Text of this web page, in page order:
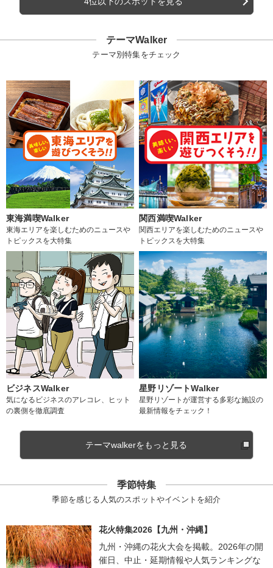
テーマWalker
テーマ別特集をチェック
東海満喫Walker
東海エリアを楽しむためのニュースや
トピックスを大特集
関西満喫Walker
関西エリアを楽しむためのニュースや
トピックスを大特集
ビジネスWalker
気になるビジネスのアレコレ、ヒット
の裏側を徹底調査
星野リゾートWalker
星野リゾートが運営する多彩な施設の
最新情報をチェック！
テーマwalkerをもっと見る
季節特集
季節を感じる人気のスポットやイベントを紹介
花火特集2026【九州・沖縄】
九州・沖縄の花火大会を掲載。2026年の開
催日、中止・延期情報や人気ランキングな